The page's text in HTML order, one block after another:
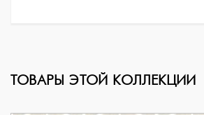
ТОВАРЫ ЭТОЙ КОЛЛЕКЦИИ